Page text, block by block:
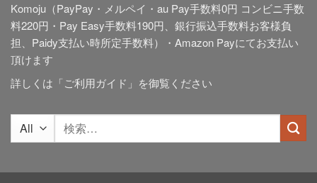
Komoju（PayPay・メルペイ・au Pay手数料0円 コンビニ手数
料220円・Pay Easy手数料190円、銀行振込手数料お客様負
担、Paidy支払い時所定手数料）・Amazon Payにてお支払い
頂けます
詳しくは「ご利用ガイド 」を御覧ください
索